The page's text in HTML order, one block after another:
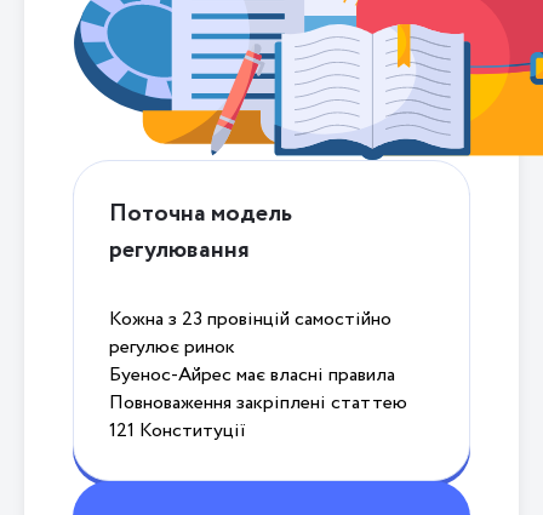
Поточна модель
регулювання
Кожна з 23 провінцій самостійно
регулює ринок
Буенос-Айрес має власні правила
Повноваження закріплені статтею
121 Конституції